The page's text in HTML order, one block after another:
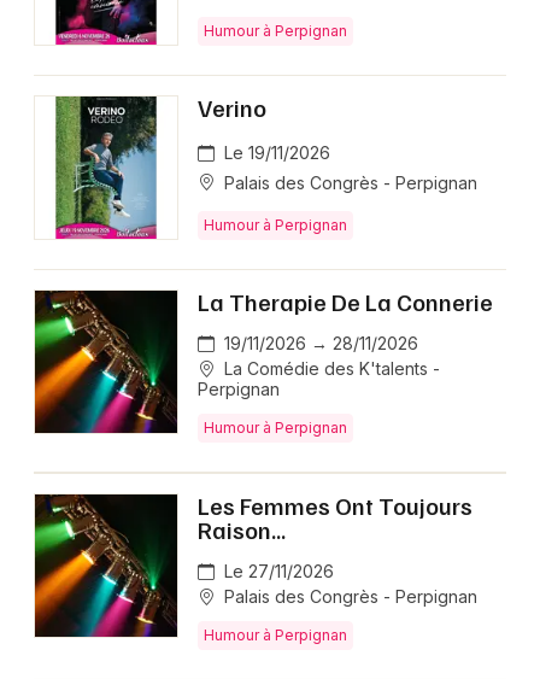
Humour à Perpignan
Verino
Le 19/11/2026
Palais des Congrès - Perpignan
Humour à Perpignan
La Therapie De La Connerie
19/11/2026 → 28/11/2026
La Comédie des K'talents -
Perpignan
Humour à Perpignan
Les Femmes Ont Toujours
Raison...
Le 27/11/2026
Palais des Congrès - Perpignan
Humour à Perpignan